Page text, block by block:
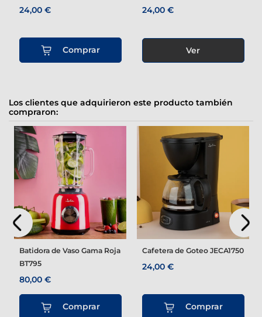
24,00 €
Comprar
24,00 €
Ver
Los clientes que adquirieron este producto también
compraron:
Batidora de Vaso Gama Roja
BT795
80,00 €
Comprar
Cafetera de Goteo JECA1750
24,00 €
Comprar